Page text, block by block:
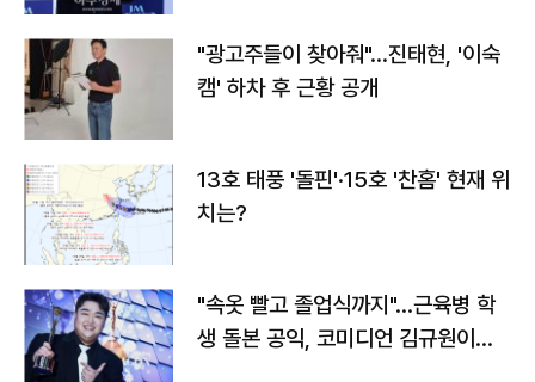
"광고주들이 찾아줘"…진태현, '이숙
캠' 하차 후 근황 공개
13호 태풍 '돌핀'·15호 '찬홈' 현재 위
치는?
"속옷 빨고 졸업식까지"…근육병 학
생 돌본 공익, 코미디언 김규원이었